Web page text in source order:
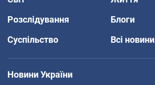
Розслідування
Блоги
Суспільство
Всі новини
Новини України